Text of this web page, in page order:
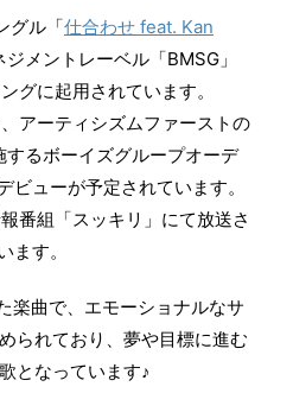
グル「仕合わせ feat. Kan
メントレーベル「BMSG」
グに起用されています。
アーティシズムファーストの
るボーイズグループオーデ
ューが予定されています。
番組「スッキリ」にて放送さ
す。
楽曲で、エモーショナルなサ
られており、夢や目標に進む
となっています♪